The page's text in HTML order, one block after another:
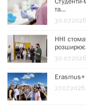
та…
ННІ
Erasmus+